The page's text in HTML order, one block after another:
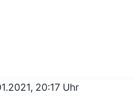
20:17 Uhr